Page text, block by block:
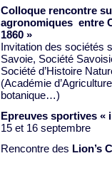
Colloque rencontre
agronomiques entre
1860 »
Invitation des sociétés
Savoie, Société
Société d’Histoire
(Académie
botanique…)
Epreuves sportives «
15 et 16 septembre
Rencontre des Lion’s